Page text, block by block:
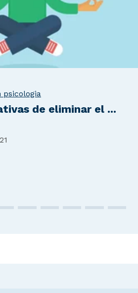
de eliminar el ...